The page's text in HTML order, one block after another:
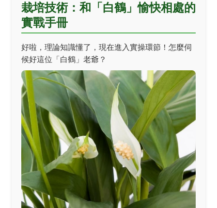
栽培技術：和「白鶴」愉快相處的
實戰手冊
好啦，理論知識懂了，現在進入實操環節！怎麼伺
候好這位「白鶴」老爺？